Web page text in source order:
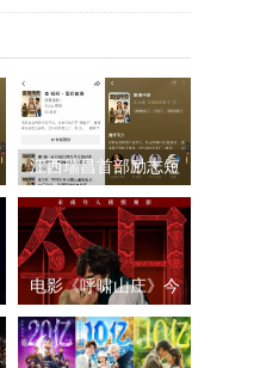
江西瑞昌首部励志短
剧《蛋姐传奇》持续
火爆！双平台数据刷
新纪录，见证本土力
量
电影《呼啸山庄》今
日上映